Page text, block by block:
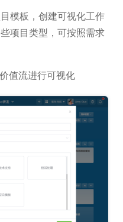
模板，创建可视化工作
项目类型，可按照需求
值流进行可视化